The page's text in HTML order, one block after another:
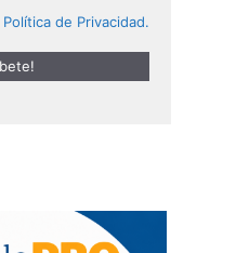
Política de Privacidad.